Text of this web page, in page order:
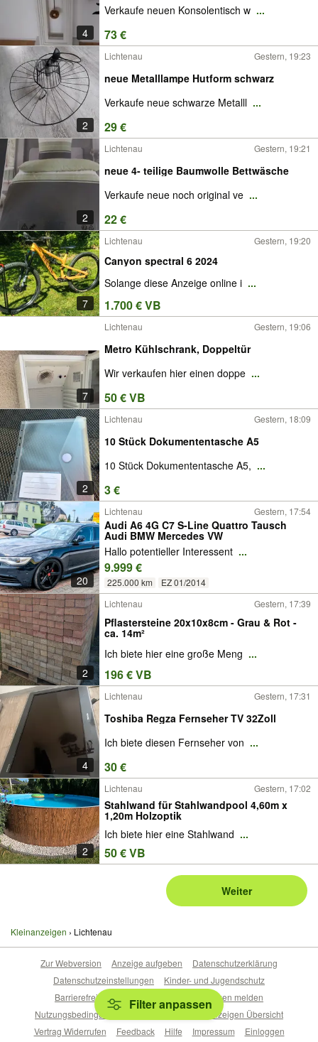
4
Verkaufe neuen Konsolentisch w ...
73 €
2
Lichtenau Gestern, 19:23
neue Metalllampe Hutform schwarz
Verkaufe neue schwarze Metalll ...
29 €
2
Lichtenau Gestern, 19:21
neue 4- teilige Baumwolle Bettwäsche
Verkaufe neue noch original ve ...
22 €
7
Lichtenau Gestern, 19:20
Canyon spectral 6 2024
Solange diese Anzeige online i ...
1.700 € VB
7
Lichtenau Gestern, 19:06
Metro Kühlschrank, Doppeltür
Wir verkaufen hier einen doppe ...
50 € VB
2
Lichtenau Gestern, 18:09
10 Stück Dokumententasche A5
10 Stück Dokumententasche A5, ...
3 €
20
Lichtenau Gestern, 17:54
Audi A6 4G C7 S-Line Quattro Tausch
Audi BMW Mercedes VW
Hallo potentieller Interessent ...
9.999 €
225.000 km EZ 01/2014
2
Lichtenau Gestern, 17:39
Pflastersteine 20x10x8cm - Grau & Rot -
ca. 14m²
Ich biete hier eine große Meng ...
196 € VB
4
Lichtenau Gestern, 17:31
Toshiba Regza Fernseher TV 32Zoll
Ich biete diesen Fernseher von ...
30 €
2
Lichtenau Gestern, 17:02
Stahlwand für Stahlwandpool 4,60m x
1,20m Holzoptik
Ich biete hier eine Stahlwand ...
50 € VB
Weiter
Kleinanzeigen Lichtenau
Filter anpassen
Zur Webversion Anzeige aufgeben
Datenschutzerklärung
Datenschutzeinstellungen
Kinder- und Jugendschutz
Barrierefreiheitserklärung
Sicherheitslücken melden
Nutzungsbedingungen
Beliebte Suchen
Anzeigen Übersicht
Vertrag Widerrufen
Feedback Hilfe Impressum Einloggen